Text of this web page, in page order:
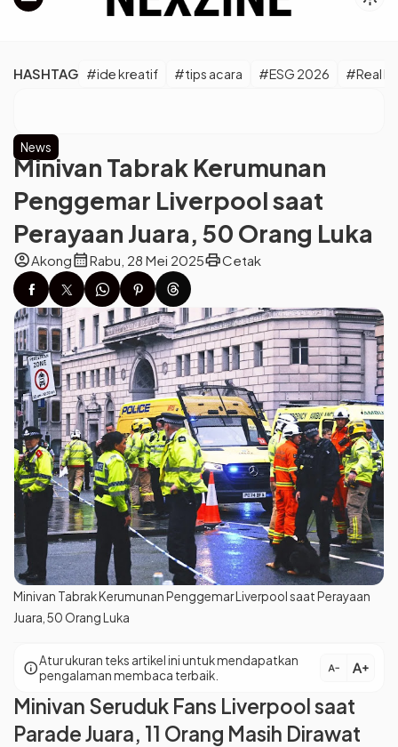
HASHTAG #ide kreatif #tips acara #ESG 2026 #Real
News
Minivan Tabrak Kerumunan
Penggemar Liverpool saat
Perayaan Juara, 50 Orang Luka
account_circleAkongcalendar_monthRabu, 28 Mei 2025printCetak
Minivan Tabrak Kerumunan Penggemar Liverpool saat Perayaan
Juara, 50 Orang Luka
infoAtur ukuran teks artikel ini untuk mendapatkan
pengalaman membaca terbaik.
text_decrease text_increase
Minivan Seruduk Fans Liverpool saat
Parade Juara, 11 Orang Masih Dirawat